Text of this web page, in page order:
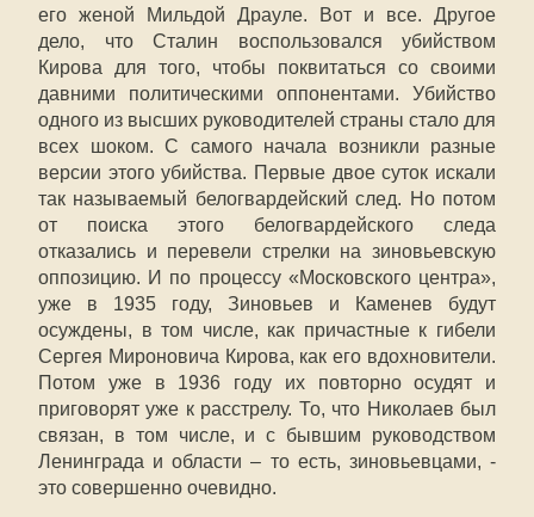
его женой Мильдой Драуле. Вот и все. Другое
дело, что Сталин воспользовался убийством
Кирова для того, чтобы поквитаться со своими
давними политическими оппонентами. Убийство
одного из высших руководителей страны стало для
всех шоком. С самого начала возникли разные
версии этого убийства. Первые двое суток искали
так называемый белогвардейский след. Но потом
от поиска этого белогвардейского следа
отказались и перевели стрелки на зиновьевскую
оппозицию. И по процессу «Московского центра»,
уже в 1935 году, Зиновьев и Каменев будут
осуждены, в том числе, как причастные к гибели
Сергея Мироновича Кирова, как его вдохновители.
Потом уже в 1936 году их повторно осудят и
приговорят уже к расстрелу. То, что Николаев был
связан, в том числе, и с бывшим руководством
Ленинграда и области – то есть, зиновьевцами, -
это совершенно очевидно.